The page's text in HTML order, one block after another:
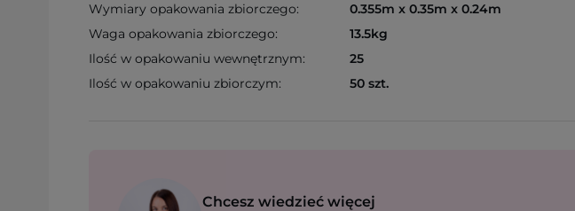
Wymiary opakowania zbiorczego:
0.355m x 0.35m x 0.24m
Waga opakowania zbiorczego:
13.5kg
Ilość w opakowaniu wewnętrznym:
25
Ilość w opakowaniu zbiorczym:
50 szt.
Chcesz wiedzieć więcej